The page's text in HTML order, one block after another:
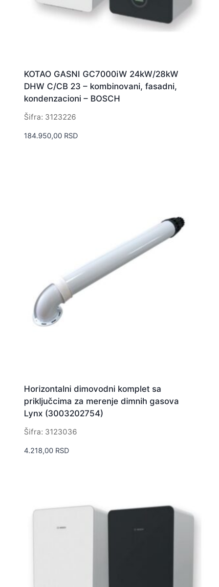
KOTAO GASNI GC7000iW 24kW/28kW
DHW C/CB 23 – kombinovani, fasadni,
kondenzacioni – BOSCH
Šifra: 3123226
184.950,00 RSD
Horizontalni dimovodni komplet sa
priključcima za merenje dimnih gasova
Lynx (3003202754)
Šifra: 3123036
4.218,00 RSD